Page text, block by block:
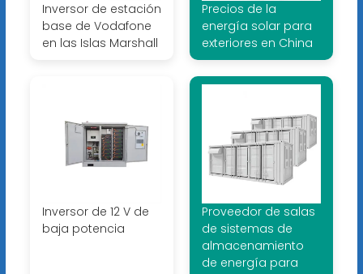
Inversor de estación
base de Vodafone
en las Islas Marshall
Precios de la
energía solar para
exteriores en China
Inversor de 12 V de
baja potencia
Proveedor de salas
de sistemas de
almacenamiento
de energía para